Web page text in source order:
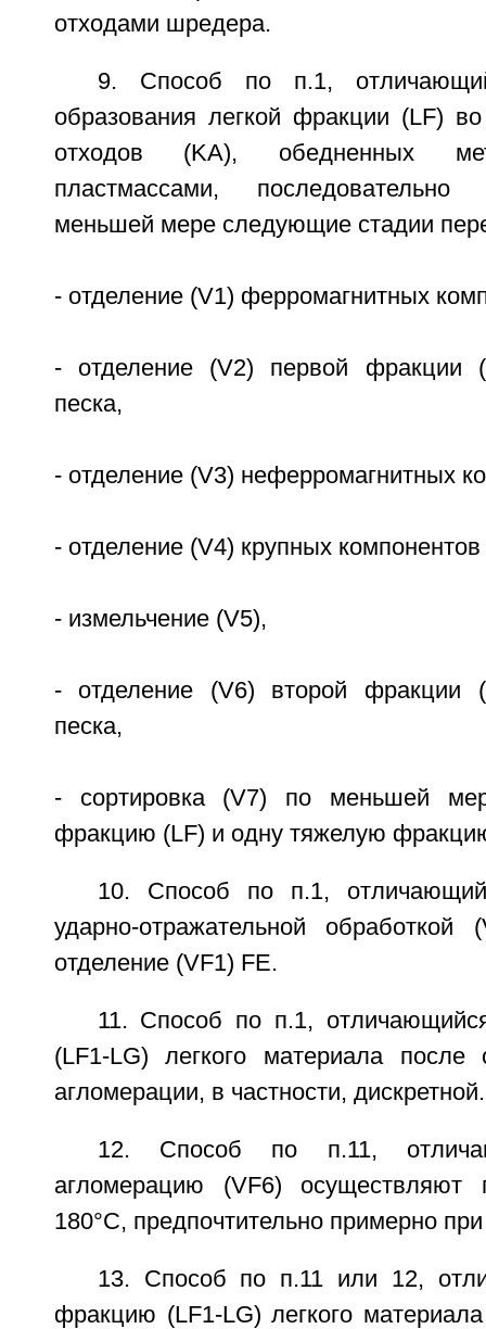
отходами шредера.
9. Способ по п.1,
образования легкой фракции (LF)
отходов (KА), обедненных
пластмассами,
меньшей мере следующие стадии
- отделение (V1) ферромагнитных
- отделение (V2) первой фракции
песка,
- отделение (V3) неферромагнитных
- отделение (V4) крупных
- измельчение (V5),
- отделение (V6) второй фракции
песка,
- сортировка (V7) по меньшей
фракцию (LF) и одну тяжелую
10. Способ по п.1,
ударно-отражательной обработкой
отделение (VF1) FE.
11. Способ по п.1,
(LF1-LG) легкого материала после
агломерации, в частности, дискретной.
12. Способ по п.11,
агломерацию (VF6)
180°С, предпочтительно примерно
13. Способ по п.11 или 12,
фракцию (LF1-LG) легкого